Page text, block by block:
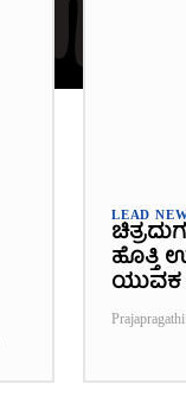
LEAD
ಹೊತ್ತಿ
ಯುವಕ
Prajapragathi